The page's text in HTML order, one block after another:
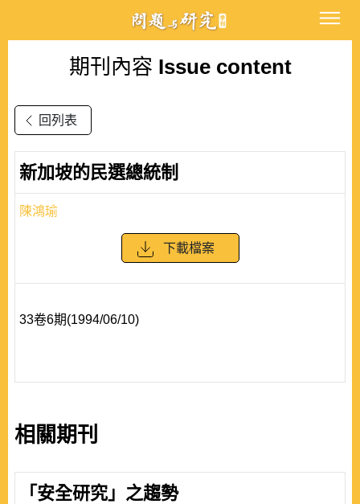
期刊內容 Issue content
回列表
新加坡的民選總統制
陳鴻瑜
下載檔案
33卷6期(1994/06/10)
相關期刊
「安全研究」之趨勢